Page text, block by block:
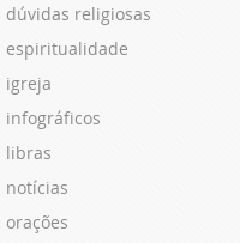
dúvidas religiosas
espiritualidade
igreja
infográficos
libras
notícias
orações